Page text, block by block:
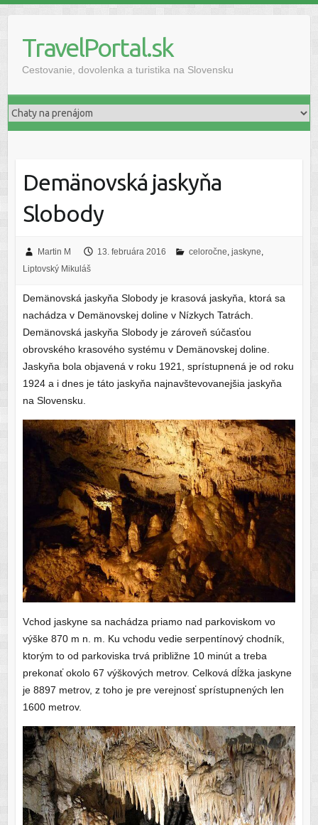
TravelPortal.sk
Cestovanie, dovolenka a turistika na Slovensku
Demänovská jaskyňa
Slobody
Martin M 13. februára 2016 celoročne, jaskyne,
Liptovský Mikuláš
Demänovská jaskyňa Slobody je krasová jaskyňa, ktorá sa
nachádza v Demänovskej doline v Nízkych Tatrách.
Demänovská jaskyňa Slobody je zároveň súčasťou
obrovského krasového systému v Demänovskej doline.
Jaskyňa bola objavená v roku 1921, sprístupnená je od roku
1924 a i dnes je táto jaskyňa najnavštevovanejšia jaskyňa
na Slovensku.
Vchod jaskyne sa nachádza priamo nad parkoviskom vo
výške 870 m n. m. Ku vchodu vedie serpentínový chodník,
ktorým to od parkoviska trvá približne 10 minút a treba
prekonať okolo 67 výškových metrov. Celková dĺžka jaskyne
je 8897 metrov, z toho je pre verejnosť sprístupnených len
1600 metrov.